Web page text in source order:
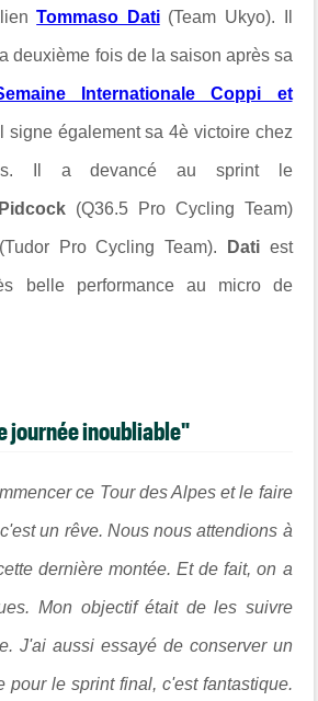
Tommaso Dati(Team Ukyo). Il
deuxième fois de la saison après sa
Internationale Coppi et
signe également sa 4è victoire chez
Il a devancé au sprint le
(Q36.5 Pro Cycling Team)
Pro Cycling Team). Dati est
belle performance au micro de
journée inoubliable"
ce Tour des Alpes et le faire
un rêve. Nous nous attendions à
dernière montée. Et de fait, on a
Mon objectif était de les suivre
J'ai aussi essayé de conserver un
pour le sprint final, c'est fantastique.